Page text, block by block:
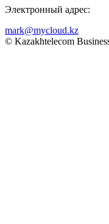
Электронный адрес:
mark@mycloud.kz
© Kazakhtelecom